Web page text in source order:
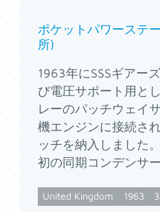
ポケットパワーステ
所)
1963年にSSSギアー
び電圧サポート用と
レーのパッチウェイ
機エンジンに接続さ
ッチを納入しました
初の同期コンデンサ
United Kingdom 1963